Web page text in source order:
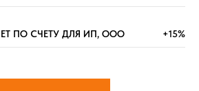
ПО СЧЕТУ ДЛЯ ИП, ООО +15%